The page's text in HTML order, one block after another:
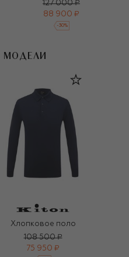
127 000 ₽
88 900 ₽
-30%
МОДЕЛИ
Хлопковое поло
108 500 ₽
75 950 ₽